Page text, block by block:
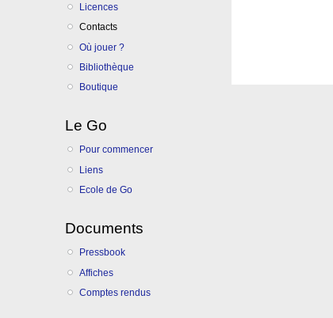
Licences
Contacts
Où jouer ?
Bibliothèque
Boutique
Le Go
Pour commencer
Liens
Ecole de Go
Documents
Pressbook
Affiches
Comptes rendus